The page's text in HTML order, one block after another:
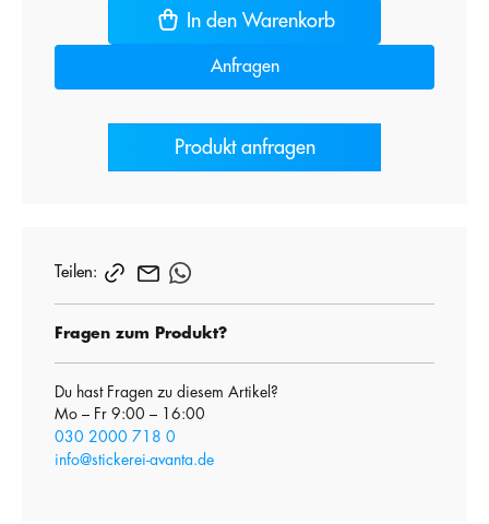
In den Warenkorb
Anfragen
Produkt anfragen
Teilen:
Fragen zum Produkt?
Du hast Fragen zu diesem Artikel?
Mo – Fr 9:00 – 16:00
030 2000 718 0
info@stickerei-avanta.de